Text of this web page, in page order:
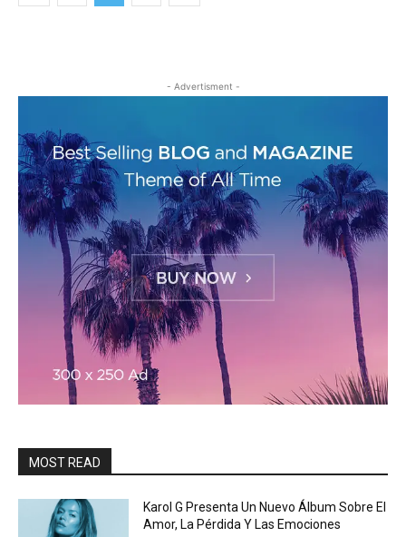
- Advertisment -
MOST READ
Karol G Presenta Un Nuevo Álbum Sobre El
Amor, La Pérdida Y Las Emociones